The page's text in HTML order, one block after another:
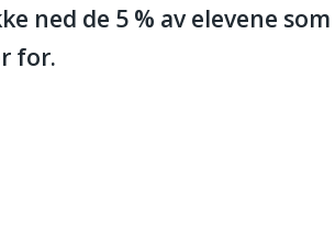
ned de 5 % av elevene
for.